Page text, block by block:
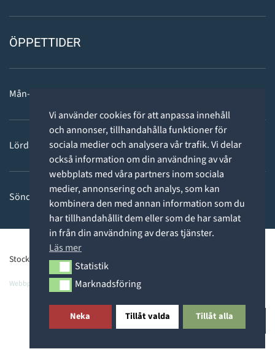
Vi använder cookies för att anpassa innehåll
och annonser, tillhandahålla funktioner för
sociala medier och analysera vår trafik. Vi delar
också information om din användning av vår
webbplats med våra partners inom sociala
medier, annonsering och analys, som kan
kombinera den med annan information som du
har tillhandahållit dem eller som de har samlat
in från din användning av deras tjänster.
Läs mer
Statistik
Statistik
Marknadsföring
Marknadsföring
Neka Tillåt valda Tillåt alla
ÖPPETTIDER
Mån-fre: 11 - 18
Lördag: 11-15
Söndag: STÄNGT
Stockholms Dykcenter ©2026 -
Webbpartner Webbproffs.se